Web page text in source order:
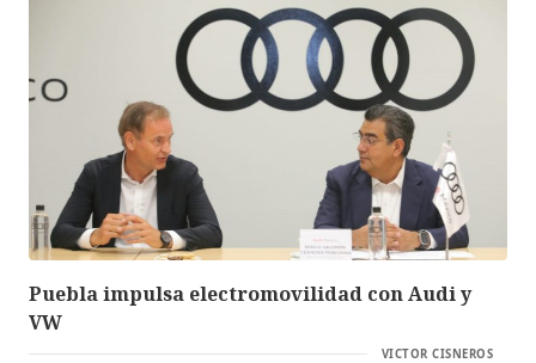
Puebla impulsa electromovilidad con Audi y
VW
VICTOR CISNEROS